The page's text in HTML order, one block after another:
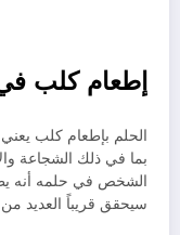
إطعام كلب في
الحلم بإطعام كلب يعني
بما في ذلك الشجاعة
الشخص في حلمه أنه
سيحقق قريباً العديد